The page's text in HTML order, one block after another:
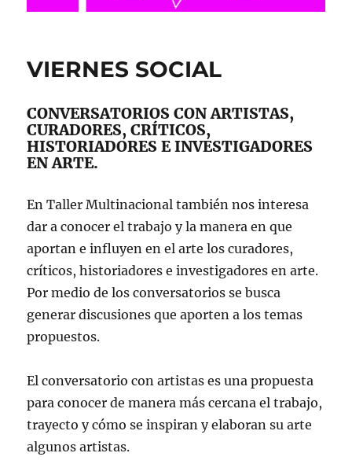
VIERNES SOCIAL
CONVERSATORIOS CON ARTISTAS,
CURADORES, CRÍTICOS,
HISTORIADORES E INVESTIGADORES
EN ARTE.
En Taller Multinacional también nos interesa
dar a conocer el trabajo y la manera en que
aportan e influyen en el arte los curadores,
críticos, historiadores e investigadores en arte.
Por medio de los conversatorios se busca
generar discusiones que aporten a los temas
propuestos.
El conversatorio con artistas es una propuesta
para conocer de manera más cercana el trabajo,
trayecto y cómo se inspiran y elaboran su arte
algunos artistas.